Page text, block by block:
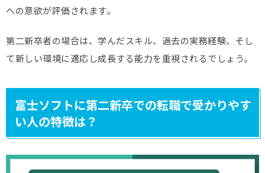
への意欲が評価されます。
第二新卒者の場合は、学んだスキル、過去の実務経験、そし
て新しい環境に適応し成長する能力を重視されるでしょう。
富士ソフトに第二新卒での転職で受かりやす
い人の特徴は？